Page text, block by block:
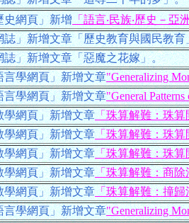
史網頁」新增 「語言‧民族‧歷史－亞
誌」新增文章「歷史教育與國民教育
誌」新增文章「惡魔之花嫁」。
言學網頁」新增文章"Generalizing
言學網頁」新增文章"General
學網頁」新增文章「珠算解難：珠
學網頁」新增文章「珠算解難：珠算
學網頁」新增文章「珠算解難：珠算
學網頁」新增文章「珠算解難：商除
學網頁」新增文章「珠算解難：撞歸
言學網頁」新增文章"Generalizing